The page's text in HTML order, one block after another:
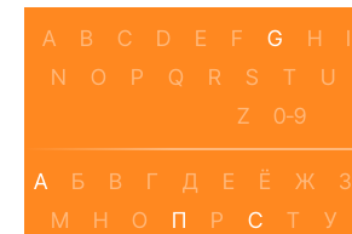
A B C D E F G H I
N
O P Q R S T U
Z
0-9
А Б В Г Д Е Ё Ж З
М
Н О П Р С Т У